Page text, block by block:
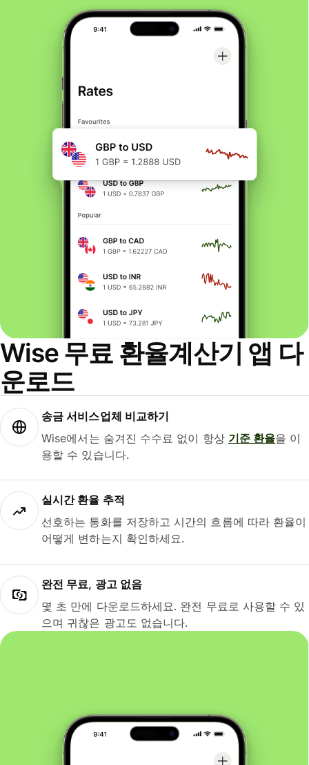
Wise 무료 환율계산기 앱 다
운로드
송금 서비스업체 비교하기
Wise에서는 숨겨진 수수료 없이 항상 기준 환율을 이
용할 수 있습니다.
실시간 환율 추적
선호하는 통화를 저장하고 시간의 흐름에 따라 환율이
어떻게 변하는지 확인하세요.
완전 무료, 광고 없음
몇 초 만에 다운로드하세요. 완전 무료로 사용할 수 있
으며 귀찮은 광고도 없습니다.